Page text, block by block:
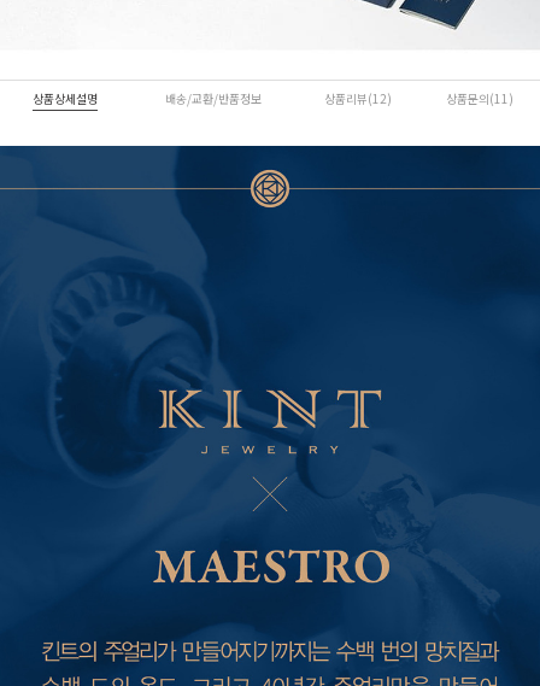
상품상세설명 배송/교환/반품정보 상품리뷰(12) 상품문의(11)